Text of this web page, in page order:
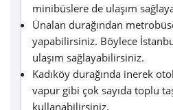
minibüslere de ulaşım
Ünalan durağından
yapabilirsiniz. Böylece
ulaşım sağlayabilirsiniz.
Kadıköy durağında inerek
vapur gibi çok sayıda toplu
kullanabilirsiniz.